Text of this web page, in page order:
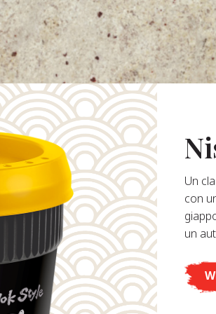
Un
con
un